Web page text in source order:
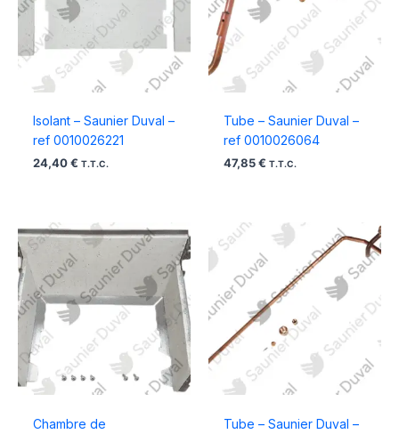
Isolant – Saunier Duval –
ref 0010026221
24,40 € T.T.C.
Tube – Saunier Duval –
ref 0010026064
47,85 € T.T.C.
Chambre de
Tube – Saunier Duval –